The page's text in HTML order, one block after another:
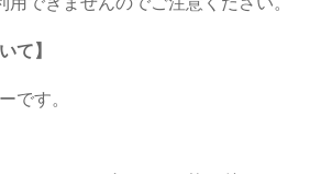
て】
です。